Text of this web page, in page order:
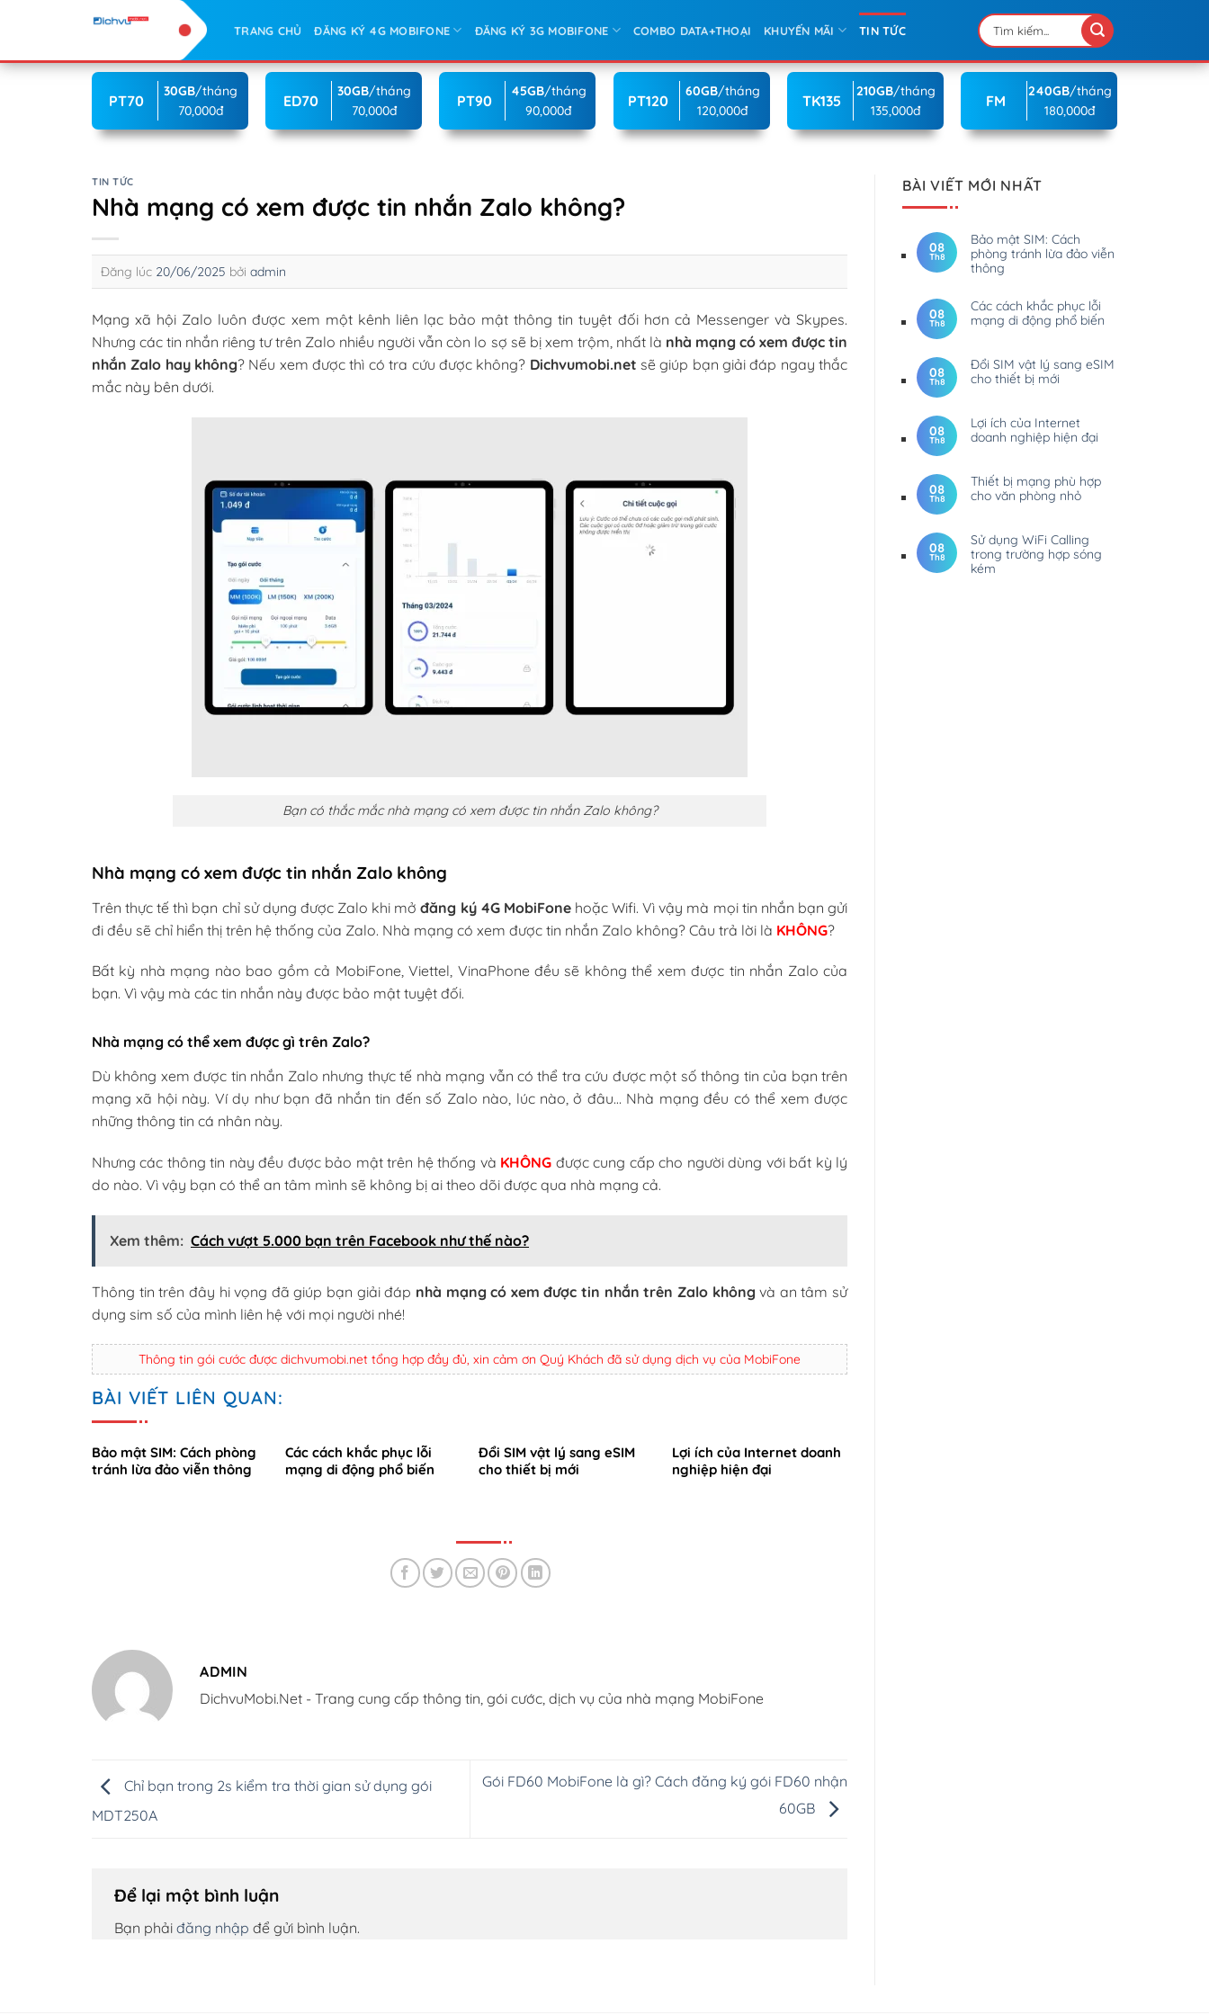
content
TRANG CHỦ ĐĂNG KÝ 4G MOBIFONE ĐĂNG KÝ 3G MOBIFONE COMBO DATA+THOẠI KHUYẾN MÃI TIN TỨC
PT70
30GB/tháng
70,000đ
ED70
30GB/tháng
70,000đ
PT90
45GB/tháng
90,000đ
PT120
60GB/tháng
120,000đ
TK135
210GB/tháng
135,000đ
FM
240GB/tháng
180,000đ
TIN TỨC
Nhà mạng có xem được tin nhắn Zalo không?
Đăng lúc 20/06/2025 bởi admin
Mạng xã hội Zalo luôn được xem một kênh liên lạc bảo mật thông tin tuyệt đối hơn cả Messenger và Skypes.
Nhưng các tin nhắn riêng tư trên Zalo nhiều người vẫn còn lo sợ sẽ bị xem trộm, nhất là nhà mạng có xem được tin
nhắn Zalo hay không? Nếu xem được thì có tra cứu được không? Dichvumobi.net sẽ giúp bạn giải đáp ngay thắc
mắc này bên dưới.
Bạn có thắc mắc nhà mạng có xem được tin nhắn Zalo không?
Nhà mạng có xem được tin nhắn Zalo không
Trên thực tế thì bạn chỉ sử dụng được Zalo khi mởđăng ký 4G MobiFone hoặc Wifi. Vì vậy mà mọi tin nhắn bạn gửi
đi đều sẽ chỉ hiển thị trên hệ thống của Zalo. Nhà mạng có xem được tin nhắn Zalo không? Câu trả lời là KHÔNG?
Bất kỳ nhà mạng nào bao gồm cả MobiFone, Viettel, VinaPhone đều sẽ không thể xem được tin nhắn Zalo của
bạn. Vì vậy mà các tin nhắn này được bảo mật tuyệt đối.
Nhà mạng có thể xem được gì trên Zalo?
Dù không xem được tin nhắn Zalo nhưng thực tế nhà mạng vẫn có thể tra cứu được một số thông tin của bạn trên
mạng xã hội này. Ví dụ như bạn đã nhắn tin đến số Zalo nào, lúc nào, ở đâu… Nhà mạng đều có thể xem được
những thông tin cá nhân này.
Nhưng các thông tin này đều được bảo mật trên hệ thống và KHÔNG được cung cấp cho người dùng với bất kỳ lý
do nào. Vì vậy bạn có thể an tâm mình sẽ không bị ai theo dõi được qua nhà mạng cả.
Xem thêm: Cách vượt 5.000 bạn trên Facebook như thế nào?
Thông tin trên đây hi vọng đã giúp bạn giải đáp nhà mạng có xem được tin nhắn trên Zalo không và an tâm sử
dụng sim số của mình liên hệ với mọi người nhé!
Thông tin gói cước được dichvumobi.net tổng hợp đầy đủ, xin cảm ơn Quý Khách đã sử dụng dịch vụ của MobiFone
BÀI VIẾT LIÊN QUAN:
Bảo mật SIM: Cách phòng
tránh lừa đảo viễn thông
Các cách khắc phục lỗi
mạng di động phổ biến
Đổi SIM vật lý sang eSIM
cho thiết bị mới
Lợi ích của Internet doanh
nghiệp hiện đại
ADMIN
DichvuMobi.Net - Trang cung cấp thông tin, gói cước, dịch vụ của nhà mạng MobiFone
Chỉ bạn trong 2s kiểm tra thời gian sử dụng gói
MDT250A
Gói FD60 MobiFone là gì? Cách đăng ký gói FD60 nhận
60GB
Để lại một bình luận
Bạn phải đăng nhập để gửi bình luận.
BÀI VIẾT MỚI NHẤT
08
Th8
Bảo mật SIM: Cách
phòng tránh lừa đảo viễn
thông
08
Th8
Các cách khắc phục lỗi
mạng di động phổ biến
08
Th8
Đổi SIM vật lý sang eSIM
cho thiết bị mới
08
Th8
Lợi ích của Internet
doanh nghiệp hiện đại
08
Th8
Thiết bị mạng phù hợp
cho văn phòng nhỏ
08
Th8
Sử dụng WiFi Calling
trong trường hợp sóng
kém